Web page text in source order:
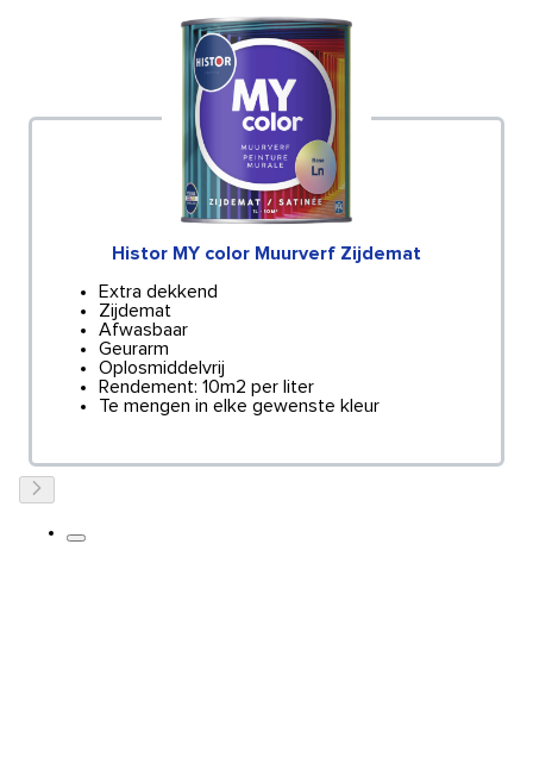
Histor MY color Muurverf Zijdemat
Extra dekkend
Zijdemat
Afwasbaar
Geurarm
Oplosmiddelvrij
Rendement: 10m2 per liter
Te mengen in elke gewenste kleur